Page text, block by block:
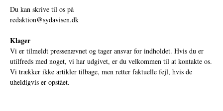
Du kan skrive til os på
redaktion@sydavisen.dk
Klager
Vi er tilmeldt pressenævnet og tager ansvar for indholdet. Hvis du er
utilfreds med noget, vi har udgivet, er du velkommen til at kontakte os.
Vi trækker ikke artikler tilbage, men retter faktuelle fejl, hvis de
uheldigvis er opstået.